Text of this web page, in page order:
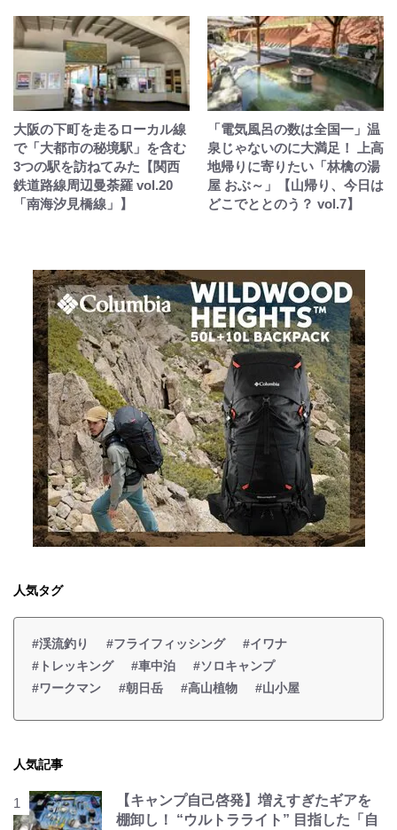
大阪の下町を走るローカル線
で「大都市の秘境駅」を含む
3つの駅を訪ねてみた【関西
鉄道路線周辺曼荼羅 vol.20
「南海汐見橋線」】
「電気風呂の数は全国一」温
泉じゃないのに大満足！ 上高
地帰りに寄りたい「林檎の湯
屋 おぶ～」【山帰り、今日は
どこでととのう？ vol.7】
人気タグ
#渓流釣り #フライフィッシング
#イワナ
#トレッキング
#車中泊
#ソロキャンプ
#ワークマン
#朝日岳 #高山植物 #山小屋
人気記事
【キャンプ自己啓発】増えすぎたギアを
棚卸し！ “ウルトラライト” 目指した「自